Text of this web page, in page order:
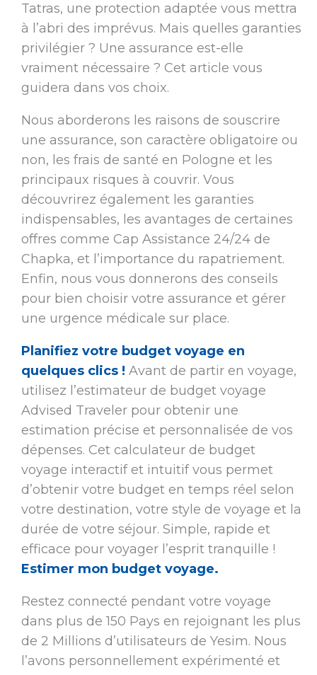
Tatras, une protection adaptée vous mettra
à l’abri des imprévus. Mais quelles garanties
privilégier ? Une assurance est-elle
vraiment nécessaire ? Cet article vous
guidera dans vos choix.
Nous aborderons les raisons de souscrire
une assurance, son caractère obligatoire ou
non, les frais de santé en Pologne et les
principaux risques à couvrir. Vous
découvrirez également les garanties
indispensables, les avantages de certaines
offres comme Cap Assistance 24/24 de
Chapka, et l’importance du rapatriement.
Enfin, nous vous donnerons des conseils
pour bien choisir votre assurance et gérer
une urgence médicale sur place.
Planifiez votre budget voyage en
quelques clics ! Avant de partir en voyage,
utilisez l’estimateur de budget voyage
Advised Traveler pour obtenir une
estimation précise et personnalisée de vos
dépenses. Cet calculateur de budget
voyage interactif et intuitif vous permet
d’obtenir votre budget en temps réel selon
votre destination, votre style de voyage et la
durée de votre séjour. Simple, rapide et
efficace pour voyager l’esprit tranquille !
Estimer mon budget voyage.
Restez connecté pendant votre voyage
dans plus de 150 Pays en rejoignant les plus
de 2 Millions d’utilisateurs de Yesim. Nous
l’avons personnellement expérimenté et